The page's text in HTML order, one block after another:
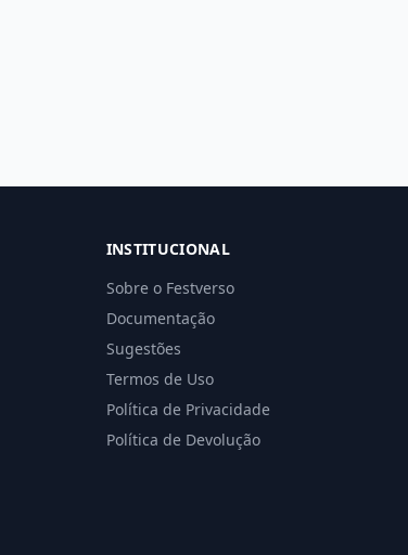
INSTITUCIONAL
Sobre o Festverso
Documentação
Sugestões
Termos de Uso
Política de Privacidade
Política de Devolução